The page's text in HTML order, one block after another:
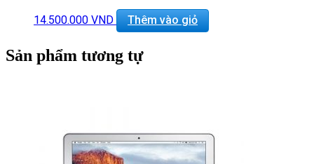
Khe Cắm : Thunderbolt 2, USB 3.0, HDMI
Thiết bị nghe nhìn : FaceTime HD Camera, Dual Mics
Hệ điều hành : Mac OS X Yosimite
14.500.000 VND Thêm vào giỏ
Sản phẩm tương tự